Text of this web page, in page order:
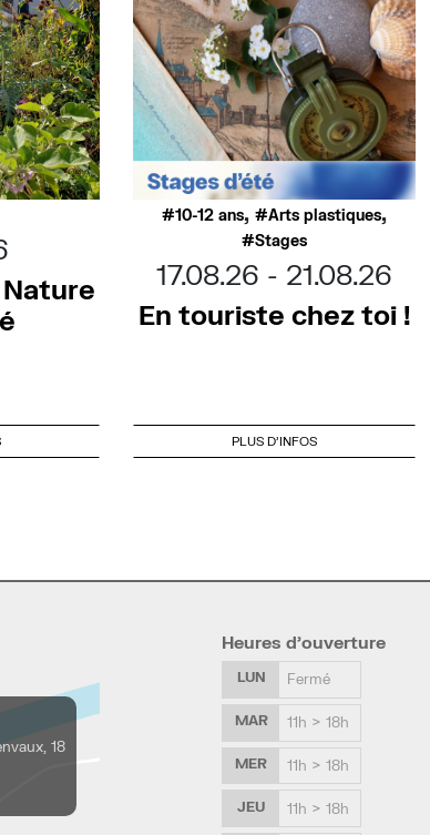
10-12 ans, Arts plastiques,
Stages
17.08.26
21.08.26
En touriste chez toi !
PLUS D'INFOS
18
Heures d’ouverture
LUN Fermé
MAR 11h > 18h
MER 11h > 18h
JEU 11h > 18h